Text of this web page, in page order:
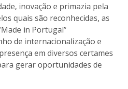
inovação e primazia pela
quais são reconhecidas, as
in Portugal”
de internacionalização e
em diversos certames
gerar oportunidades de